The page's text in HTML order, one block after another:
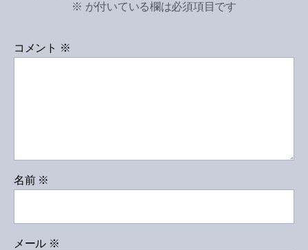
※ が付いている欄は必須項目です
コメント ※
名前 ※
メール ※